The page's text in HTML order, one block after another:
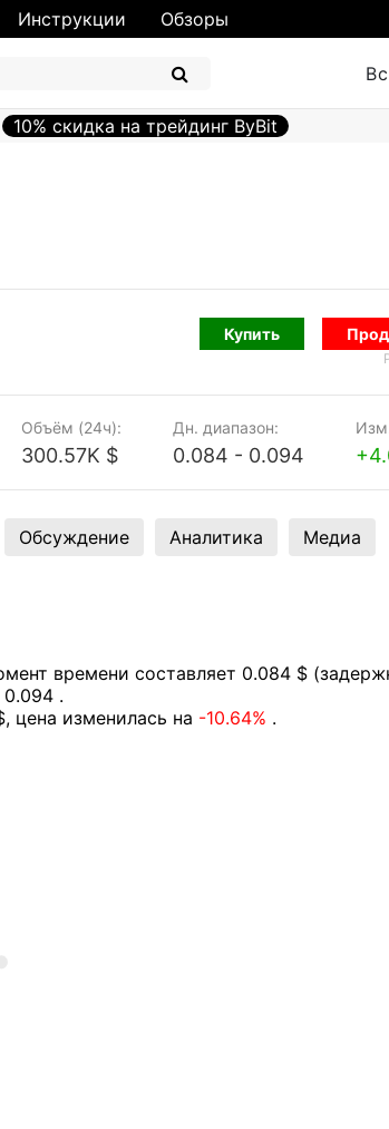
Инструкции Обзоры
10% скидка на трейдинг ByBit
Купить
Объём (24ч):
300.57K $
Дн. диапазон:
0.084 - 0.094
Обсуждение Аналитика Медиа
времени составляет 0.084 $
.
цена изменилась на -10.64% .